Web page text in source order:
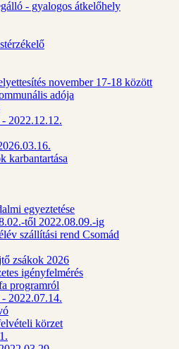
- gyalogos átkelőhely
november 17-18 között
adója
2022.12.12.
karbantartása
egyeztetése
től 2022.08.09.-ig
szállítási rend Csomád
zsákok 2026
igényfelmérés
programról
2022.07.14.
körzet